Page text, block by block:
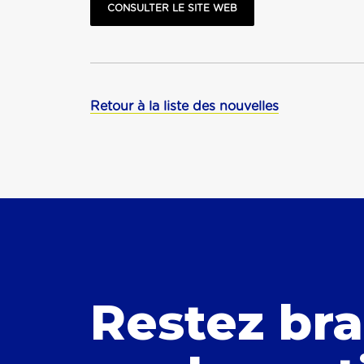
CONSULTER LE SITE WEB
Retour à la liste des nouvelles
Restez